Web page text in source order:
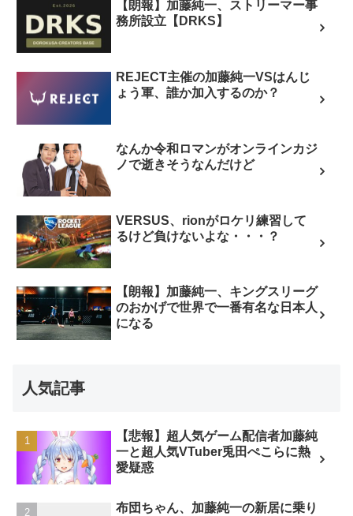
【朗報】加藤純一、ストリーマー事
務所設立【DRKS】
REJECT主催の加藤純一VSはんじ
ょう軍、誰か加入するのか？
なんか令和ロマンがオンラインカジ
ノで逝きそうなんだけど
VERSUS、rionがロケリ練習して
るけど負けないよな・・・？
【朗報】加藤純一、キングスリーグ
のおかげで世界で一番有名な日本人
になる
人気記事
【悲報】超人気ゲーム配信者加藤純
一と超人気VTuber兎田ぺこらに熱
愛疑惑
布団ちゃん、加藤純一の新居に乗り